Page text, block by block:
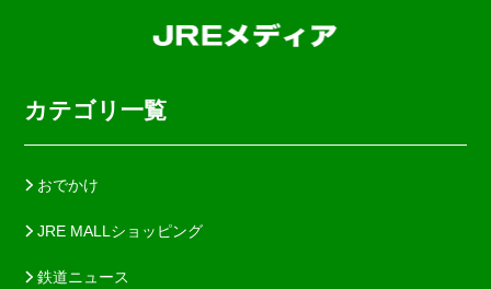
カテゴリ一覧
おでかけ
JRE MALLショッピング
鉄道ニュース